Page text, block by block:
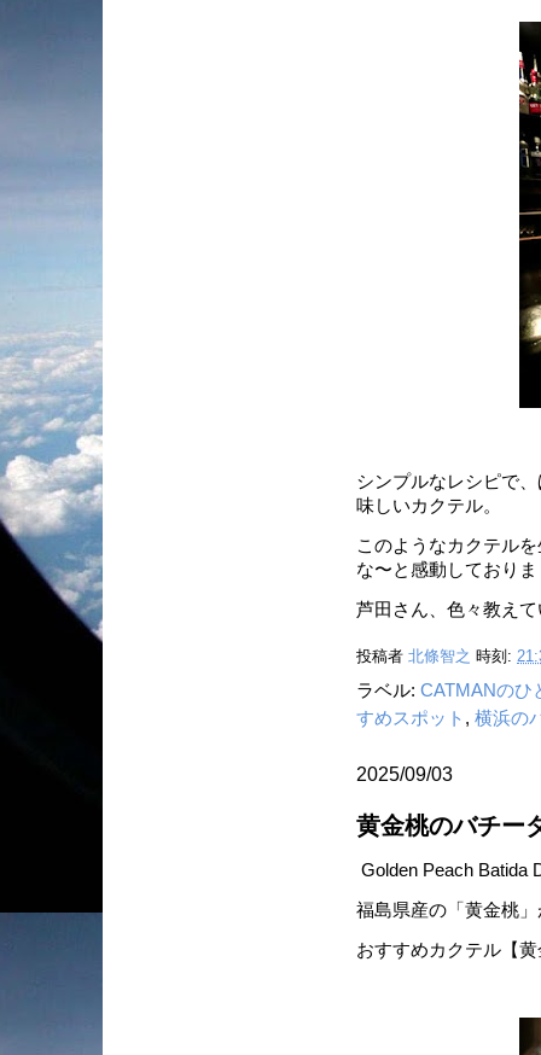
シンプルなレシピで
味しいカクテル。
このようなカクテル
な〜と感動しており
芦田さん、色々教え
投稿者 北條智之 時刻:
ラベル: CATMANのひ
すめスポット , 横浜の
2025/09/03
黄金桃のバチー
Golden Peach Batida
福島県産の「黄金桃
おすすめカクテル【